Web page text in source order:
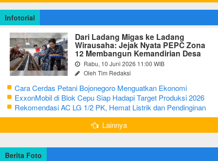
Infotorial
Dari Ladang Migas ke Ladang
Wirausaha: Jejak Nyata PEPC Zona
12 Membangun Kemandirian Desa
Rabu, 10 Juni 2026 11:00 WIB
Oleh Tim Redaksi
Cara Cerdas Petani Bojonegoro Menguatkan Ekonomi
Keluarga
ExxonMobil di Blok Cepu Siap Hadapi Target Produksi 2026
Rekomendasi AC LG 1/2 PK, Hemat Listrik dan Pendinginan
Maksimal
Lainnya
Berita Foto